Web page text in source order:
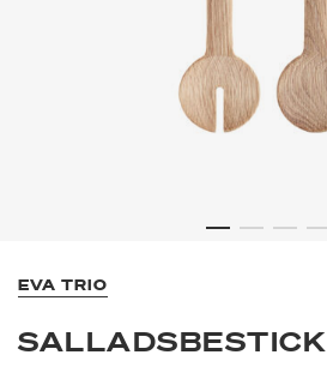
EVA TRIO
SALLADSBESTICK